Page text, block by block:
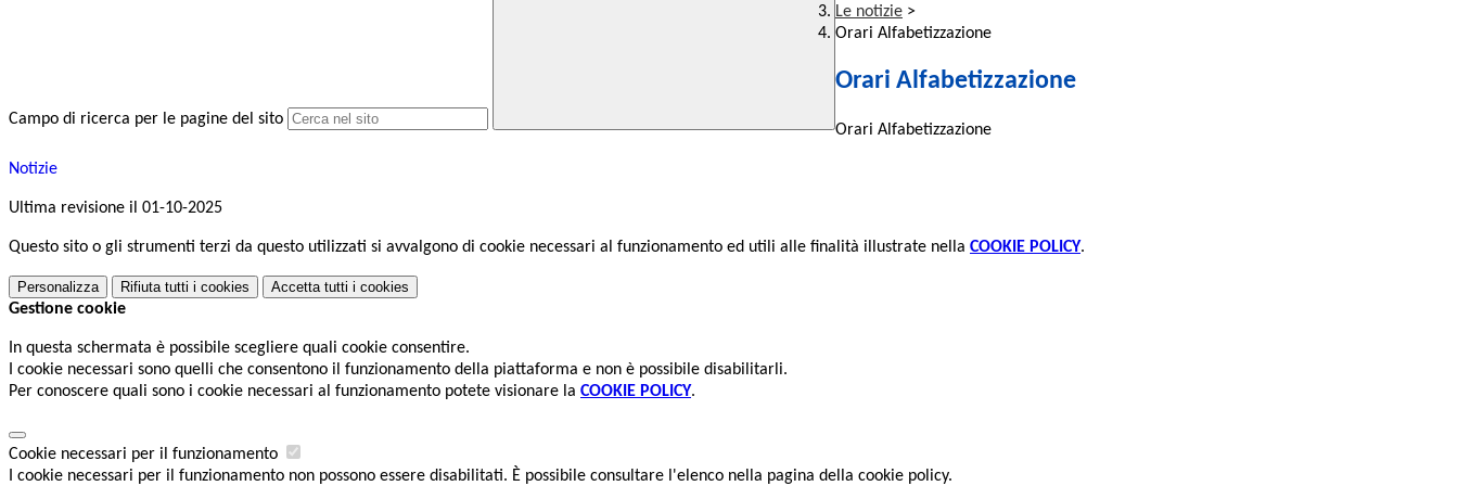
Campo di ricerca per le pagine del sito
Le notizie >
Orari Alfabetizzazione
Orari Alfabetizzazione
Orari Alfabetizzazione
Notizie
Ultima revisione il 01-10-2025
Questo sito o gli strumenti terzi da questo utilizzati si avvalgono di cookie necessari al funzionamento ed utili alle finalità illustrate nella COOKIE POLICY.
Personalizza Rifiuta tutti i cookies Accetta tutti i cookies
Gestione cookie
In questa schermata è possibile scegliere quali cookie consentire.
I cookie necessari sono quelli che consentono il funzionamento della piattaforma e non è possibile disabilitarli.
Per conoscere quali sono i cookie necessari al funzionamento potete visionare la COOKIE POLICY.
Cookie necessari per il funzionamento
I cookie necessari per il funzionamento non possono essere disabilitati. È possibile consultare l'elenco nella pagina della cookie policy.